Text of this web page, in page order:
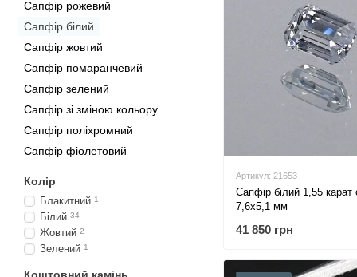
Артикул: 21653
Сапфір білий 1,55 карат
7,6х5,1 мм
41 850 грн
Сапфір рожевий
Сапфір білий
Сапфір жовтий
Сапфір помаранчевий
Сапфір зелений
Сапфір зі зміною кольору
Сапфір поліхромний
Сапфір фіолетовий
Колір
Блакитний 1
Білий 34
Жовтий 2
Зелений 1